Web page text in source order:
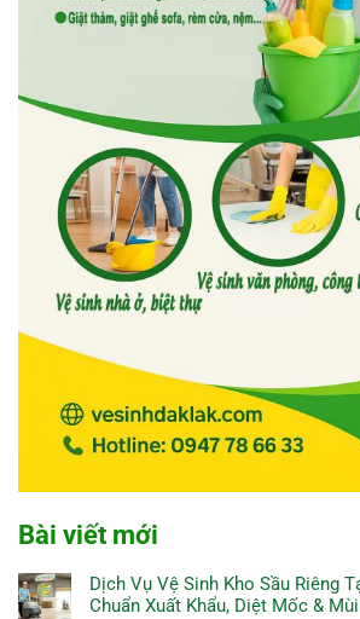
Bài viết mới
Dịch Vụ Vệ Sinh Kho Sầu Riêng
Chuẩn Xuất Khẩu, Diệt Mốc &